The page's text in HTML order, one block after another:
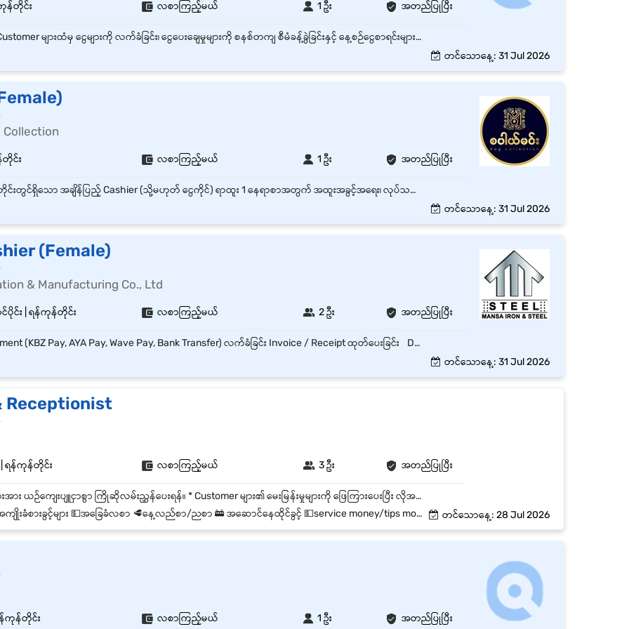
န်တိုင်း လစာကြည့်မယ် 1 ဦး အတည်ပြုပြီး
Cashier သည် Customer များထံမှ ငွေများကို လက်ခံခြင်း၊ ငွေပေးချေမှုများကို စနစ်တကျ စီမံခန့်ခွဲခြင်းနှင့် နေ့စဉ်ငွေစာရင်းများကို တိကျမှန်ကန်စွာ ထိန်းသိမ်းရန် တာဝန်ယူဆောင်ရွက်ရမည့် ရာထူးဖြစ်သည်။ 🔹 အဓိကတာဝန်များ Customer များထံမှ ငွေ (Cash / Mobile Payment / Card) လက်ခံခြင်း Receipt / Invoice များ ထုတ်ပေးခြင်း နေ့စဉ် Cash In / Cash Out စာရင်းများကို မှတ်တမ်းတင်ခြင်း Daily Cash Balance စစ်ဆေးပြီး စာရင်းတင်ပြခြင်း POS System သို့မဟုတ် Accounting Software အသုံးပြု၍ Transaction များ ထည့်သွင်းခြင်း ငွေကြေးများကို လုံခြုံစွာ ထိန်းသိမ်းခြင်း Customer များကို ငွေပေးချေမှုနှင့်ပတ်သက်ပြီး ကူညီရှင်းလင်းပေးခြင်း Finance/Account Team နှင့် ပူးပေါင်း၍ စာရင်းများကို တိကျမှန်ကန်စေရန် ဆောင်ရွက်ခြင်း နေ့စဉ် / အပတ်စဉ် Cash Report များ တင်ပြခြင်း
တင်သောနေ့: 31 Jul 2026
Collection
င်း လစာကြည့်မယ် 1 ဦး အတည်ပြုပြီး
တာမွေ၊ ရန်ကုန်တိုင်းတွင်ရှိသော အချိန်ပြည့် Cashier (သို့မဟုတ် ငွေကိုင်) ရာထူး 1 နေရာစာအတွက် အထူးအခွင့်အရေး၊ လုပ်သက် - အတွေ့အကြုံရှိ နှင့် လစဉ် လစာကောင်းကောင်းပေးမည်။ နေ့စဥ်ဝင်ငွေစာရင်းကို ပြင်ဆင်ရမည်။ ငွေသားလက်ခံခြင်း၊ ငွေသားနှင့် ချက်လက်မှတ်များ မှတ်တမ်းများကို စစ်ဆေးရမည်။
တင်သောနေ့: 31 Jul 2026
(Female)
& Manufacturing Co., Ltd
ပိုင်း | ရန်ကုန်တိုင်း လစာကြည့်မယ် 2 ဦး အတည်ပြုပြီး
Cash & e-payment (KBZ Pay, AYA Pay, Wave Pay, Bank Transfer) လက်ခံခြင်း Invoice / Receipt ထုတ်ပေးခြင်း Daily cash & sales report ပြုလုပ်ခြင်း
တင်သောနေ့: 31 Jul 2026
Receptionist
ရန်ကုန်တိုင်း လစာကြည့်မယ် 3 ဦး အတည်ပြုပြီး
* Customer များအား ယဉ်ကျေးပျူငှာစွာ ကြိုဆိုလမ်းညွှန်ပေးရန်။ * Customer များ၏ မေးမြန်းမှုများကို ဖြေကြားပေးပြီး လိုအပ်သလို ကူညီဆောင်ရွက်ရန်။ * Customerများ၏ငွေပေးချေမှုများကို ငွေသား၊ဘဏ်ကတ်နှင့် mobile payment များဖြင့် မှန်ကန်စွာ လက်ခံဆောင်ရွက်ရန်။ * Receipt များထုတ်ပေးပြီး နေ့စဉ် ငွေဝင် / ငွေထွက် စာရင်းများကို တိကျစွာ မှတ်တမ်းတင်ရန်။ * ဖုန်းခေါ်ဆိုမှုများကို လက်ခံဖြေကြားပြီး Reservation သို့မဟုတ် Appointment များကို စီစဉ်ပေးရန်။ * Customer များ၏ Complaint များကို ယဉ်ကျေးစွာ ကိုင်တွယ်ဖြေရှင်းပြီး လိုအပ်ပါက Supervisor ထံ တင်ပြရန်။ *ဆိုင်၏စည်းမျဉ်း စည်းကမ်းများကိုလိုက်နာပြီး အခြားဌာနများနှင့် ပူးပေါင်းဆောင်ရွက်ရန်။ *supervisor မှ ပေးအပ်သော အခြားလုပ်ငန်းတာဝန်များကို ဆောင်ရွက်ရန်။
ျိုးခံစားခွင့်များ 💵အခြေခံလစာ 🥩နေ့လည်စာ/ညစာ 🚋 အဆောင်နေထိုင်ခွင့် 💵service money/tips money/attendance allowance
တင်သောနေ့: 28 Jul 2026
ကုန်တိုင်း လစာကြည့်မယ် 1 ဦး အတည်ပြုပြီး